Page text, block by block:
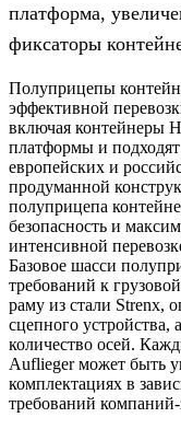
платформа,
фиксаторы
Полуприцепы
эффективной
включая контейнеры
платформы и подходят
европейских и
продуманной
полуприцепа
безопасность и
интенсивной
Базовое шасси
требований к
раму из стали Strenx,
сцепного устройства,
количество осей.
Auflieger может быть
комплектациях в
требований компаний-